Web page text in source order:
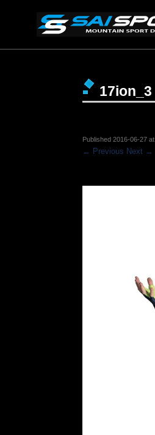
17ion_3
Published 2016-06-27 at
← Previous Next →